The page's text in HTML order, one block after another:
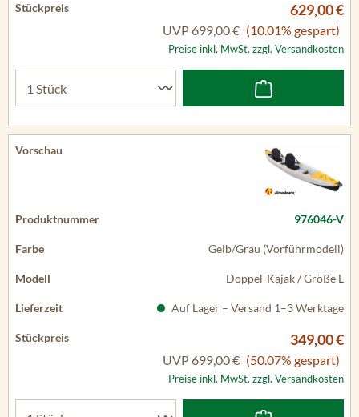
629,00 €
UVP 699,00 € (10.01% gespart)
Preise inkl. MwSt. zzgl. Versandkosten
976046-V
Gelb/Grau (Vorführmodell)
Doppel-Kajak / Größe L
Auf Lager – Versand 1–3 Werktage
349,00 €
UVP 699,00 € (50.07% gespart)
Preise inkl. MwSt. zzgl. Versandkosten